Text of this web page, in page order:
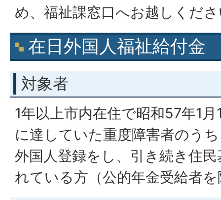
め、福祉課窓口へお越しくだ
在日外国人福祉給付金
対象者
1年以上市内在住で昭和57年1
に達していた重度障害者のう
外国人登録をし、引き続き住
れている方（公的年金受給者